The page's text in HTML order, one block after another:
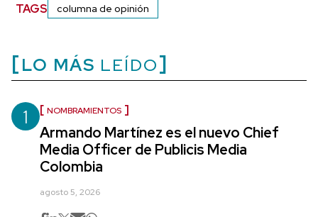
TAGS columna de opinión
LO MÁS LEÍDO
1 NOMBRAMIENTOS
Armando Martínez es el nuevo Chief
Media Officer de Publicis Media
Colombia
agosto 5, 2026